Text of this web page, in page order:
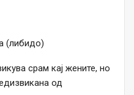
(либидо)
срам кај жените, но
од